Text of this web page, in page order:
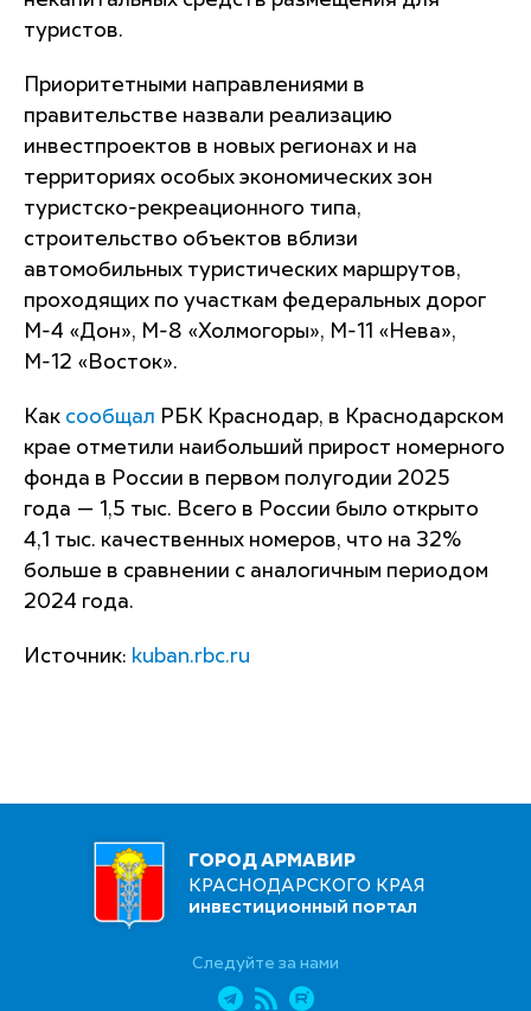
туристов.
Приоритетными направлениями в
правительстве назвали реализацию
инвестпроектов в новых регионах и на
территориях особых экономических зон
туристско-рекреационного типа,
строительство объектов вблизи
автомобильных туристических маршрутов,
проходящих по участкам федеральных дорог
М-4 «Дон», М-8 «Холмогоры», М-11 «Нева»,
М-12 «Восток».
Как сообщал РБК Краснодар, в Краснодарском
крае отметили наибольший прирост номерного
фонда в России в первом полугодии 2025
года — 1,5 тыс. Всего в России было открыто
4,1 тыс. качественных номеров, что на 32%
больше в сравнении с аналогичным периодом
2024 года.
Источник: kuban.rbc.ru
ГОРОД АРМАВИР
КРАСНОДАРСКОГО КРАЯ
ИНВЕСТИЦИОННЫЙ ПОРТАЛ
Следуйте за нами